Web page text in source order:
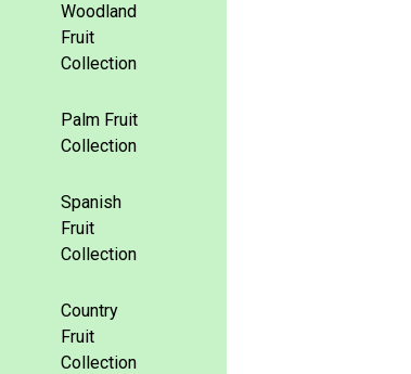
Woodland
Fruit
Collection
Palm Fruit
Collection
Spanish
Fruit
Collection
Country
Fruit
Collection